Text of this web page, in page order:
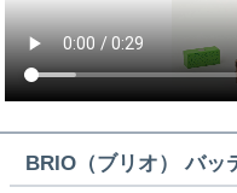
BRIO（ブリオ） バッ